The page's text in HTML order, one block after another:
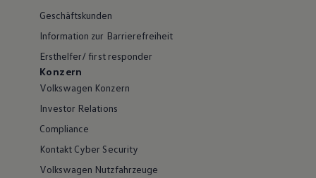
Geschäftskunden
Information zur Barrierefreiheit
Ersthelfer/ first responder
Konzern
Volkswagen Konzern
Investor Relations
Compliance
Kontakt Cyber Security
Volkswagen Nutzfahrzeuge